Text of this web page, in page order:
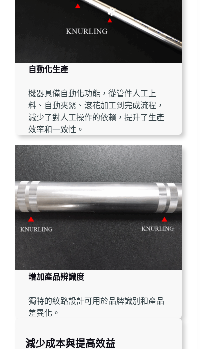
自動化生產
機器具備自動化功能，從管件人工上
料、自動夾緊、滾花加工到完成流程，
減少了對人工操作的依賴，提升了生產
效率和一致性。
增加產品辨識度
獨特的紋路設計可用於品牌識別和產品
差異化。
減少成本與提高效益